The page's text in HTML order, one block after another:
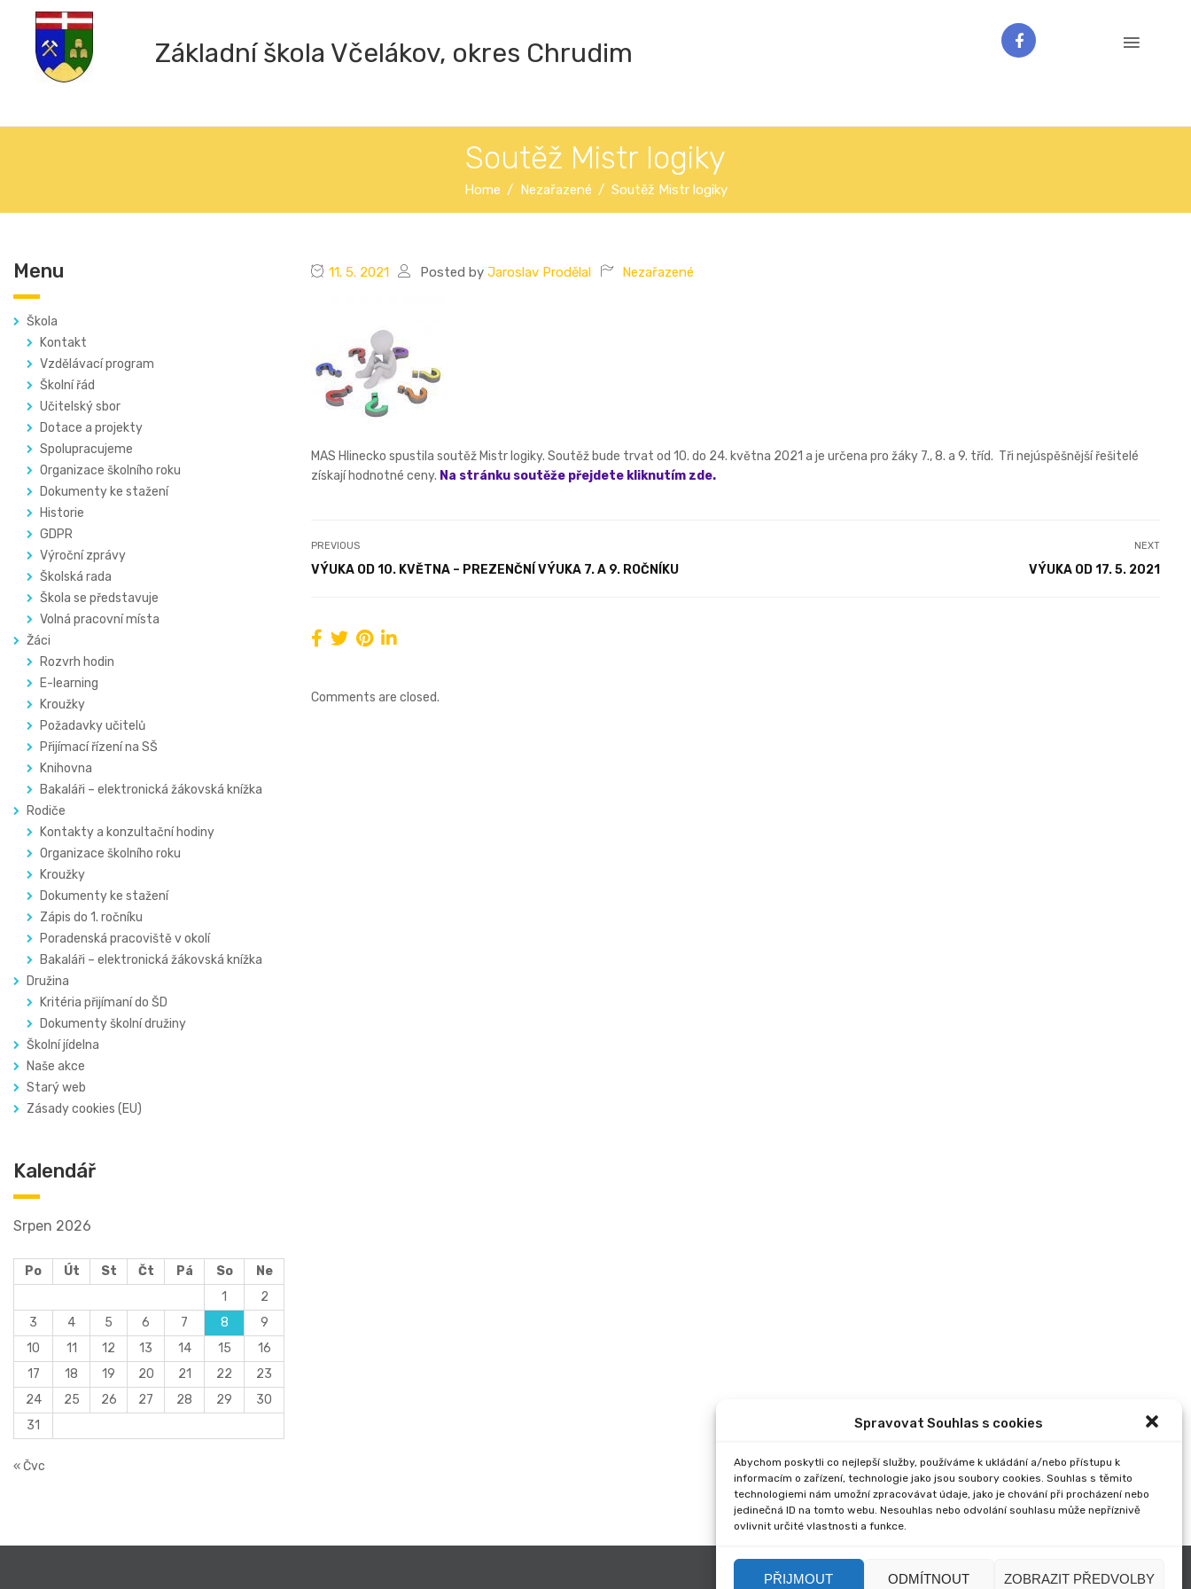
Spravovat Souhlas s cookies
Abychom poskytli co nejlepší služby, používáme k ukládání a/nebo přístupu k
informacím o zařízení, technologie jako jsou soubory cookies. Souhlas s těmito
technologiemi nám umožní zpracovávat údaje, jako je chování při procházení nebo
jedinečná ID na tomto webu. Nesouhlas nebo odvolání souhlasu může nepříznivě
ovlivnit určité vlastnosti a funkce.
PŘIJMOUT ODMÍTNOUT ZOBRAZIT PŘEDVOLBY
Základní škola Včelákov, okres Chrudim
Soutěž Mistr logiky
Home Nezařazené Soutěž Mistr logiky
Menu
Škola
Kontakt
Vzdělávací program
Školní řád
Učitelský sbor
Dotace a projekty
Spolupracujeme
Organizace školního roku
Dokumenty ke stažení
Historie
GDPR
Výroční zprávy
Školská rada
Škola se představuje
Volná pracovní místa
Žáci
Rozvrh hodin
E-learning
Kroužky
Požadavky učitelů
Přijímací řízení na SŠ
Knihovna
Bakaláři – elektronická žákovská knížka
Rodiče
Kontakty a konzultační hodiny
Organizace školního roku
Kroužky
Dokumenty ke stažení
Zápis do 1. ročníku
Poradenská pracoviště v okolí
Bakaláři – elektronická žákovská knížka
Družina
Kritéria přijímaní do ŠD
Dokumenty školní družiny
Školní jídelna
Naše akce
Starý web
Zásady cookies (EU)
Kalendář
Srpen 2026
Po Út St Čt Pá So
Ne
1
2
3
4 5 6 7 8
9
10
11 12 13 14 15
16
17
18 19 20 21 22
23
24
25 26 27 28 29
30
31
« Čvc
11. 5. 2021 Posted by Jaroslav Prodělal Nezařazené
MAS Hlinecko spustila soutěž Mistr logiky. Soutěž bude trvat od 10. do 24. května 2021 a je určena pro žáky 7., 8. a 9. tříd. Tři nejúspěšnější řešitelé
získají hodnotné ceny. Na stránku soutěže přejdete kliknutím zde.
PREVIOUS
VÝUKA OD 10. KVĚTNA – PREZENČNÍ VÝUKA 7. A 9. ROČNÍKU
NEXT
VÝUKA OD 17. 5. 2021
Comments are closed.